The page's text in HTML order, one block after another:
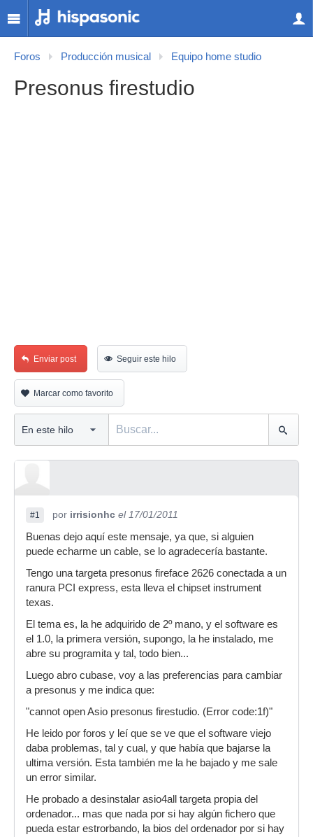
Foros Producción musical Equipo home studio
Presonus firestudio
Enviar post Seguir este hilo
Marcar como favorito
#1 por irrisionhc el 17/01/2011
Buenas dejo aquí este mensaje, ya que, si alguien
puede echarme un cable, se lo agradecería bastante.
Tengo una targeta presonus fireface 2626 conectada a un
ranura PCI express, esta lleva el chipset instrument
texas.
El tema es, la he adquirido de 2º mano, y el software es
el 1.0, la primera versión, supongo, la he instalado, me
abre su programita y tal, todo bien...
Luego abro cubase, voy a las preferencias para cambiar
a presonus y me indica que:
"cannot open Asio presonus firestudio. (Error code:1f)"
He leido por foros y leí que se ve que el software viejo
daba problemas, tal y cual, y que había que bajarse la
ultima versión. Esta también me la he bajado y me sale
un error similar.
He probado a desinstalar asio4all targeta propia del
ordenador... mas que nada por si hay algún fichero que
pueda estar estrorbando, la bios del ordenador por si hay